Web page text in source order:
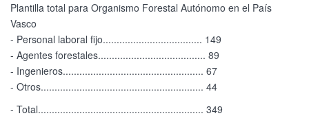
Plantilla total para Organismo Forestal Autónomo en el País
Vasco
- Personal laboral fijo.................................... 149
- Agentes forestales....................................... 89
- Ingenieros................................................... 67
- Otros........................................................... 44
- Total............................................................ 349